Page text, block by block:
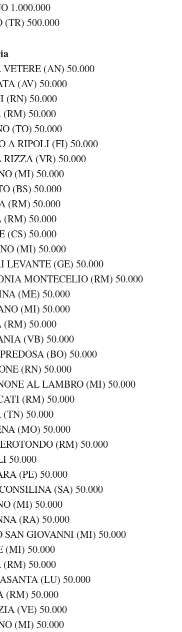
1.000.000
(TR) 500.000
VETERE (AN) 50.000
(AV) 50.000
(RN) 50.000
(RM) 50.000
(TO) 50.000
A RIPOLI (FI) 50.000
RIZZA (VR) 50.000
(MI) 50.000
(BS) 50.000
(RM) 50.000
(RM) 50.000
(CS) 50.000
(MI) 50.000
LEVANTE (GE) 50.000
MONTECELIO (RM) 50.000
(ME) 50.000
(MI) 50.000
(RM) 50.000
(VB) 50.000
(BO) 50.000
(RN) 50.000
AL LAMBRO (MI) 50.000
(RM) 50.000
(TN) 50.000
(MO) 50.000
(RM) 50.000
50.000
(PE) 50.000
(SA) 50.000
(MI) 50.000
(RA) 50.000
SAN GIOVANNI (MI) 50.000
(MI) 50.000
(RM) 50.000
(LU) 50.000
(RM) 50.000
(VE) 50.000
(MI) 50.000